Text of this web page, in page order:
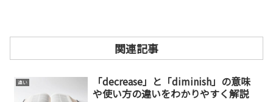
関連記事
違い
「decrease」と「diminish」の意味
や使い方の違いをわかりやすく解説